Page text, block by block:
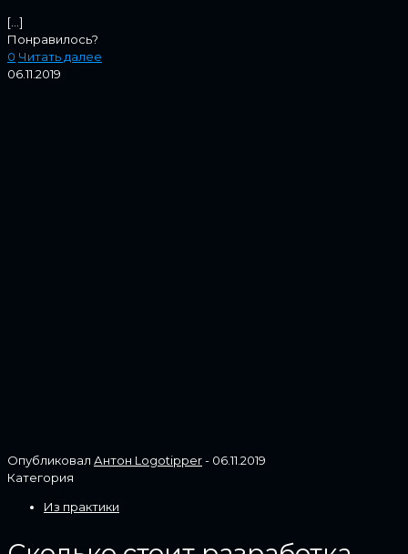
[…]
Понравилось?
0 Читать далее
06.11.2019
Опубликовал Антон Logotipper- 06.11.2019
Категория
Из практики